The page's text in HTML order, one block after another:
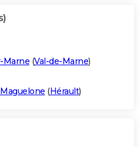
Marne (Val-de-Marne)
(Hérault)